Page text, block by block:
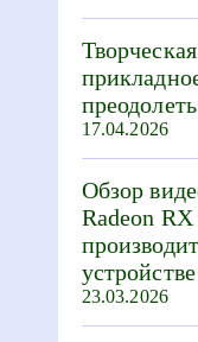
17.04.2026
Обзор
Radeon
устройстве
23.03.2026